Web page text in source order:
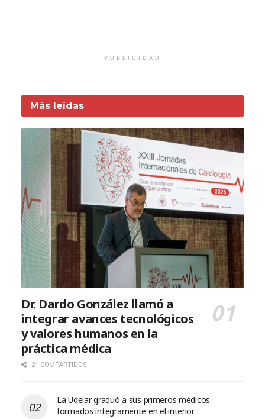
PUBLICIDAD
Más leídas
Dr. Dardo González llamó a
integrar avances tecnológicos
y valores humanos en la
práctica médica
21 COMPARTIDOS
La Udelar graduó a sus primeros médicos
formados íntegramente en el interior